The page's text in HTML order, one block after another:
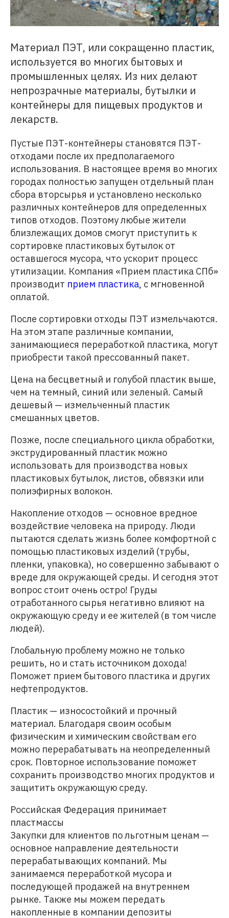
Материал ПЭТ, или сокращенно пластик,
используется во многих бытовых и
промышленных целях. Из них делают
непрозрачные материалы, бутылки и
контейнеры для пищевых продуктов и
лекарств.
Пустые ПЭТ-контейнеры становятся ПЭТ-
отходами после их предполагаемого
использования. В настоящее время во многих
городах полностью запущен отдельный план
сбора вторсырья и установлено несколько
различных контейнеров для определенных
типов отходов. Поэтому любые жители
близлежащих домов смогут приступить к
сортировке пластиковых бутылок от
оставшегося мусора, что ускорит процесс
утилизации. Компания «Прием пластика СПб»
производит прием пластика, с мгновенной
оплатой.
После сортировки отходы ПЭТ измельчаются.
На этом этапе различные компании,
занимающиеся переработкой пластика, могут
приобрести такой прессованный пакет.
Цена на бесцветный и голубой пластик выше,
чем на темный, синий или зеленый. Самый
дешевый — измельченный пластик
смешанных цветов.
Позже, после специального цикла обработки,
экструдированный пластик можно
использовать для производства новых
пластиковых бутылок, листов, обвязки или
полиэфирных волокон.
Накопление отходов — основное вредное
воздействие человека на природу. Люди
пытаются сделать жизнь более комфортной с
помощью пластиковых изделий (трубы,
пленки, упаковка), но совершенно забывают о
вреде для окружающей среды. И сегодня этот
вопрос стоит очень остро! Груды
отработанного сырья негативно влияют на
окружающую среду и ее жителей (в том числе
людей).
Глобальную проблему можно не только
решить, но и стать источником дохода!
Поможет прием бытового пластика и других
нефтепродуктов.
Пластик — износостойкий и прочный
материал. Благодаря своим особым
физическим и химическим свойствам его
можно перерабатывать на неопределенный
срок. Повторное использование поможет
сохранить производство многих продуктов и
защитить окружающую среду.
Российская Федерация принимает
пластмассы
Закупки для клиентов по льготным ценам —
основное направление деятельности
перерабатывающих компаний. Мы
занимаемся переработкой мусора и
последующей продажей на внутреннем
рынке. Также мы можем передать
накопленные в компании депозиты